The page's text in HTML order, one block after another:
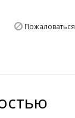
Пожаловаться